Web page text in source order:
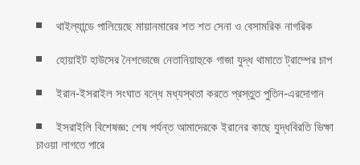
থাইল্যান্ডে পালিয়েছে মায়ানমারের শত শত সেনা ও বেসামরিক নাগরিক
হোয়াইট হাউসের নৈশভোজে নেতানিয়াহুকে গাজা যুদ্ধ থামাতে ট্রাম্পের চাপ
ইরান-ইসরাইল সংঘাত বন্ধে মধ্যস্থতা করতে প্রস্তুত পুতিন-এরদোগান
ইসরাইলি বিশেষজ্ঞ: শেষ পর্যন্ত আমাদেরকে ইরানের কাছে যুদ্ধবিরতি ভিক্ষা
চাওয়া লাগতে পারে